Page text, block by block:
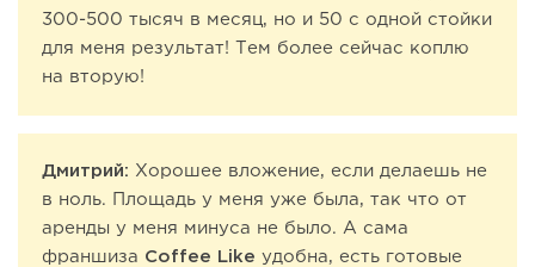
300-500 тысяч в месяц, но и 50 с одной стойки
для меня результат! Тем более сейчас коплю
на вторую!
Дмитрий: Хорошее вложение, если делаешь не
в ноль. Площадь у меня уже была, так что от
аренды у меня минуса не было. А сама
франшиза Coffee Like удобна, есть готовые